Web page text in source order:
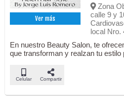
Ver más
Zona
calle 9 y
local Nro.
En nuestro Beauty Salon, te
que transforman y realzan tu estilo
Celular Compartir